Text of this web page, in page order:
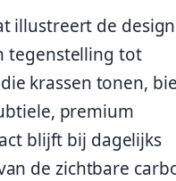
illustreert de design
tegenstelling tot
krassen tonen,
premium
blijft bij dagelijks
de zichtbare